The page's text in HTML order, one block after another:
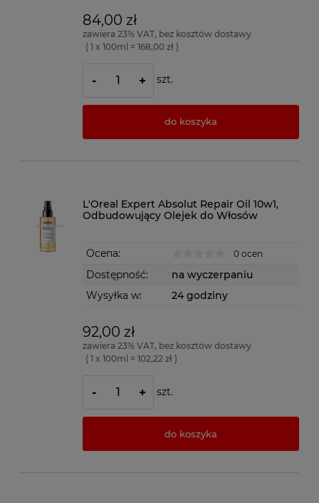
84,00 zł
zawiera 23% VAT, bez kosztów dostawy
( 1 x 100ml = 168,00 zł )
- + szt.
do koszyka
L'Oreal Expert Absolut Repair Oil 10w1,
Odbudowujący Olejek do Włosów
Ocena: 0 ocen
Dostępność:
na wyczerpaniu
Wysyłka w:
24 godziny
92,00 zł
zawiera 23% VAT, bez kosztów dostawy
( 1 x 100ml = 102,22 zł )
- + szt.
do koszyka